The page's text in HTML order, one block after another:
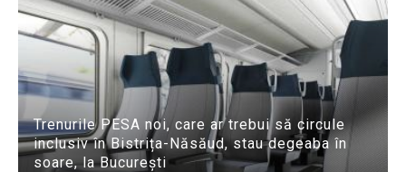
Trenurile PESA noi, care ar trebui să circule
inclusiv în Bistrița-Năsăud, stau degeaba în
soare, la București